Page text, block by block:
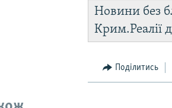
Новини без
Крим.Реалії
Поділитись